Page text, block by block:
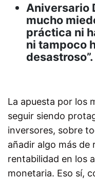
Aniversario
mucho
práctica ni
ni tampoco
desastroso”.
La apuesta por los
seguir siendo
inversores, sobre
añadir algo más de
rentabilidad en los
monetaria. Eso sí,